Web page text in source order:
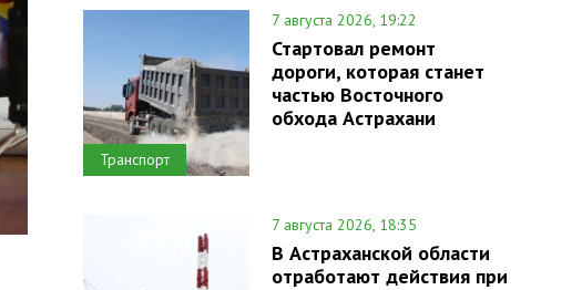
Транспорт
7 августа 2026, 19:22
Стартовал ремонт
дороги, которая станет
частью Восточного
обхода Астрахани
7 августа 2026, 18:35
В Астраханской области
отработают действия при